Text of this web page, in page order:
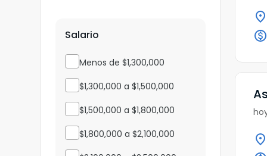
Seguridad y Fuerzas
Almacén y Bodega
Contabilidad y Finanzas
Gestión de Calidad
Salario
Menos de $1,300,000
$1,300,000 a $1,500,000
$1,500,000 a $1,800,000
$1,800,000 a $2,100,000